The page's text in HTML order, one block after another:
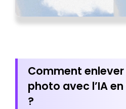
Comment
photo avec l’IA
?